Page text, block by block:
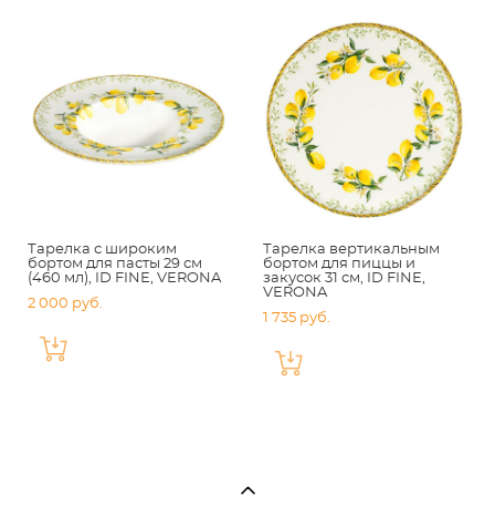
Тарелка с широким
бортом для пасты 29 см
(460 мл), ID FINE, VERONA
2 000 pуб.
Тарелка вертикальным
бортом для пиццы и
закусок 31 см, ID FINE,
VERONA
1 735 pуб.